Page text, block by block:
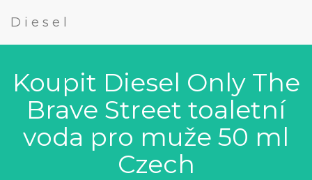
Diesel
Koupit Diesel Only The
Brave Street toaletní
voda pro muže 50 ml
Czech